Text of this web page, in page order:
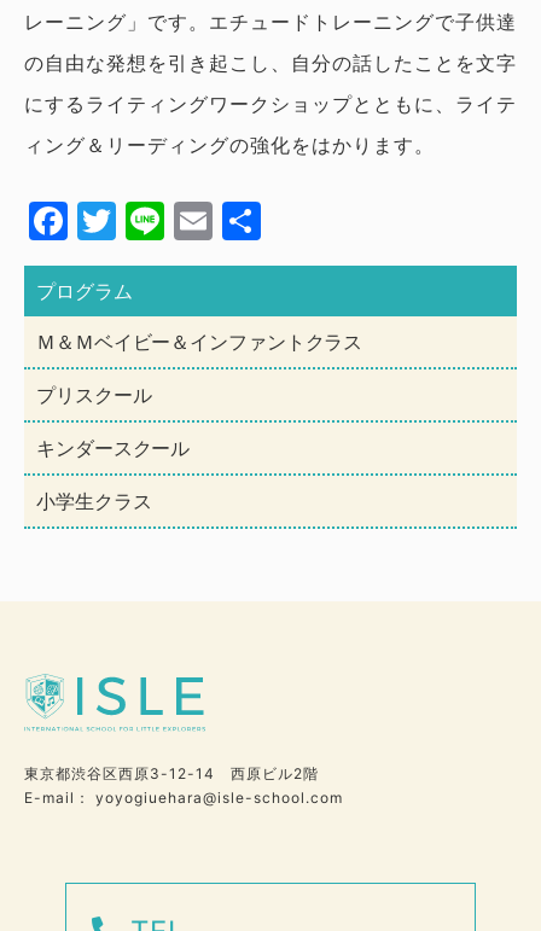
レーニング」です。エチュードトレーニングで子供達
の自由な発想を引き起こし、自分の話したことを文字
にするライティングワークショップとともに、ライテ
ィング＆リーディングの強化をはかります。
Facebook
Twitter
LineEmail
有
プログラム
Ｍ＆Ｍベイビー＆インファントクラス
プリスクール
キンダースクール
小学生クラス
東京都渋谷区西原3-12-14 西原ビル2階
E-mail： yoyogiuehara@isle-school.com